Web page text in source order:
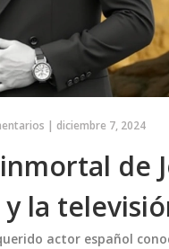
| diciembre 7, 2024
de
la
actor español